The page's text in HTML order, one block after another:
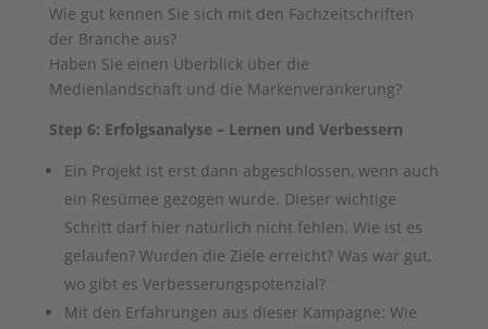
Wie gut kennen Sie sich mit den Fachzeitschriften
der Branche aus?
Haben Sie einen Überblick über die
Medienlandschaft und die Markenverankerung?
Step 6: Erfolgsanalyse – Lernen und Verbessern
Ein Projekt ist erst dann abgeschlossen, wenn auch
ein Resümee gezogen wurde. Dieser wichtige
Schritt darf hier natürlich nicht fehlen. Wie ist es
gelaufen? Wurden die Ziele erreicht? Was war gut,
wo gibt es Verbesserungspotenzial?
Mit den Erfahrungen aus dieser Kampagne: Wie